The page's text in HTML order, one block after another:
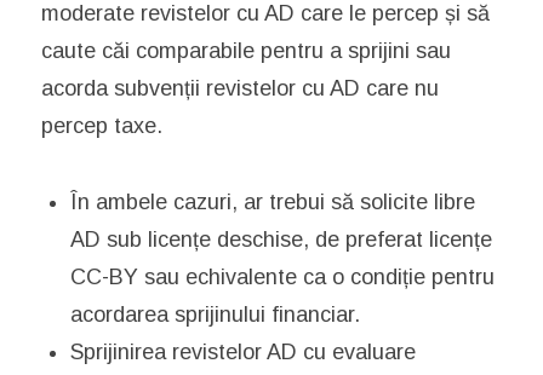
moderate revistelor cu AD care le percep și să
caute căi comparabile pentru a sprijini sau
acorda subvenții revistelor cu AD care nu
percep taxe.
În ambele cazuri, ar trebui să solicite libre
AD sub licențe deschise, de preferat licențe
CC-BY sau echivalente ca o condiție pentru
acordarea sprijinului financiar.
Sprijinirea revistelor AD cu evaluare